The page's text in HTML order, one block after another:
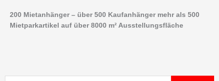
Inhalt
springen
200 Mietanhänger – über 500 Kaufanhänger mehr als 500
Mietparkartikel auf über 8000 m² Ausstellungsfläche